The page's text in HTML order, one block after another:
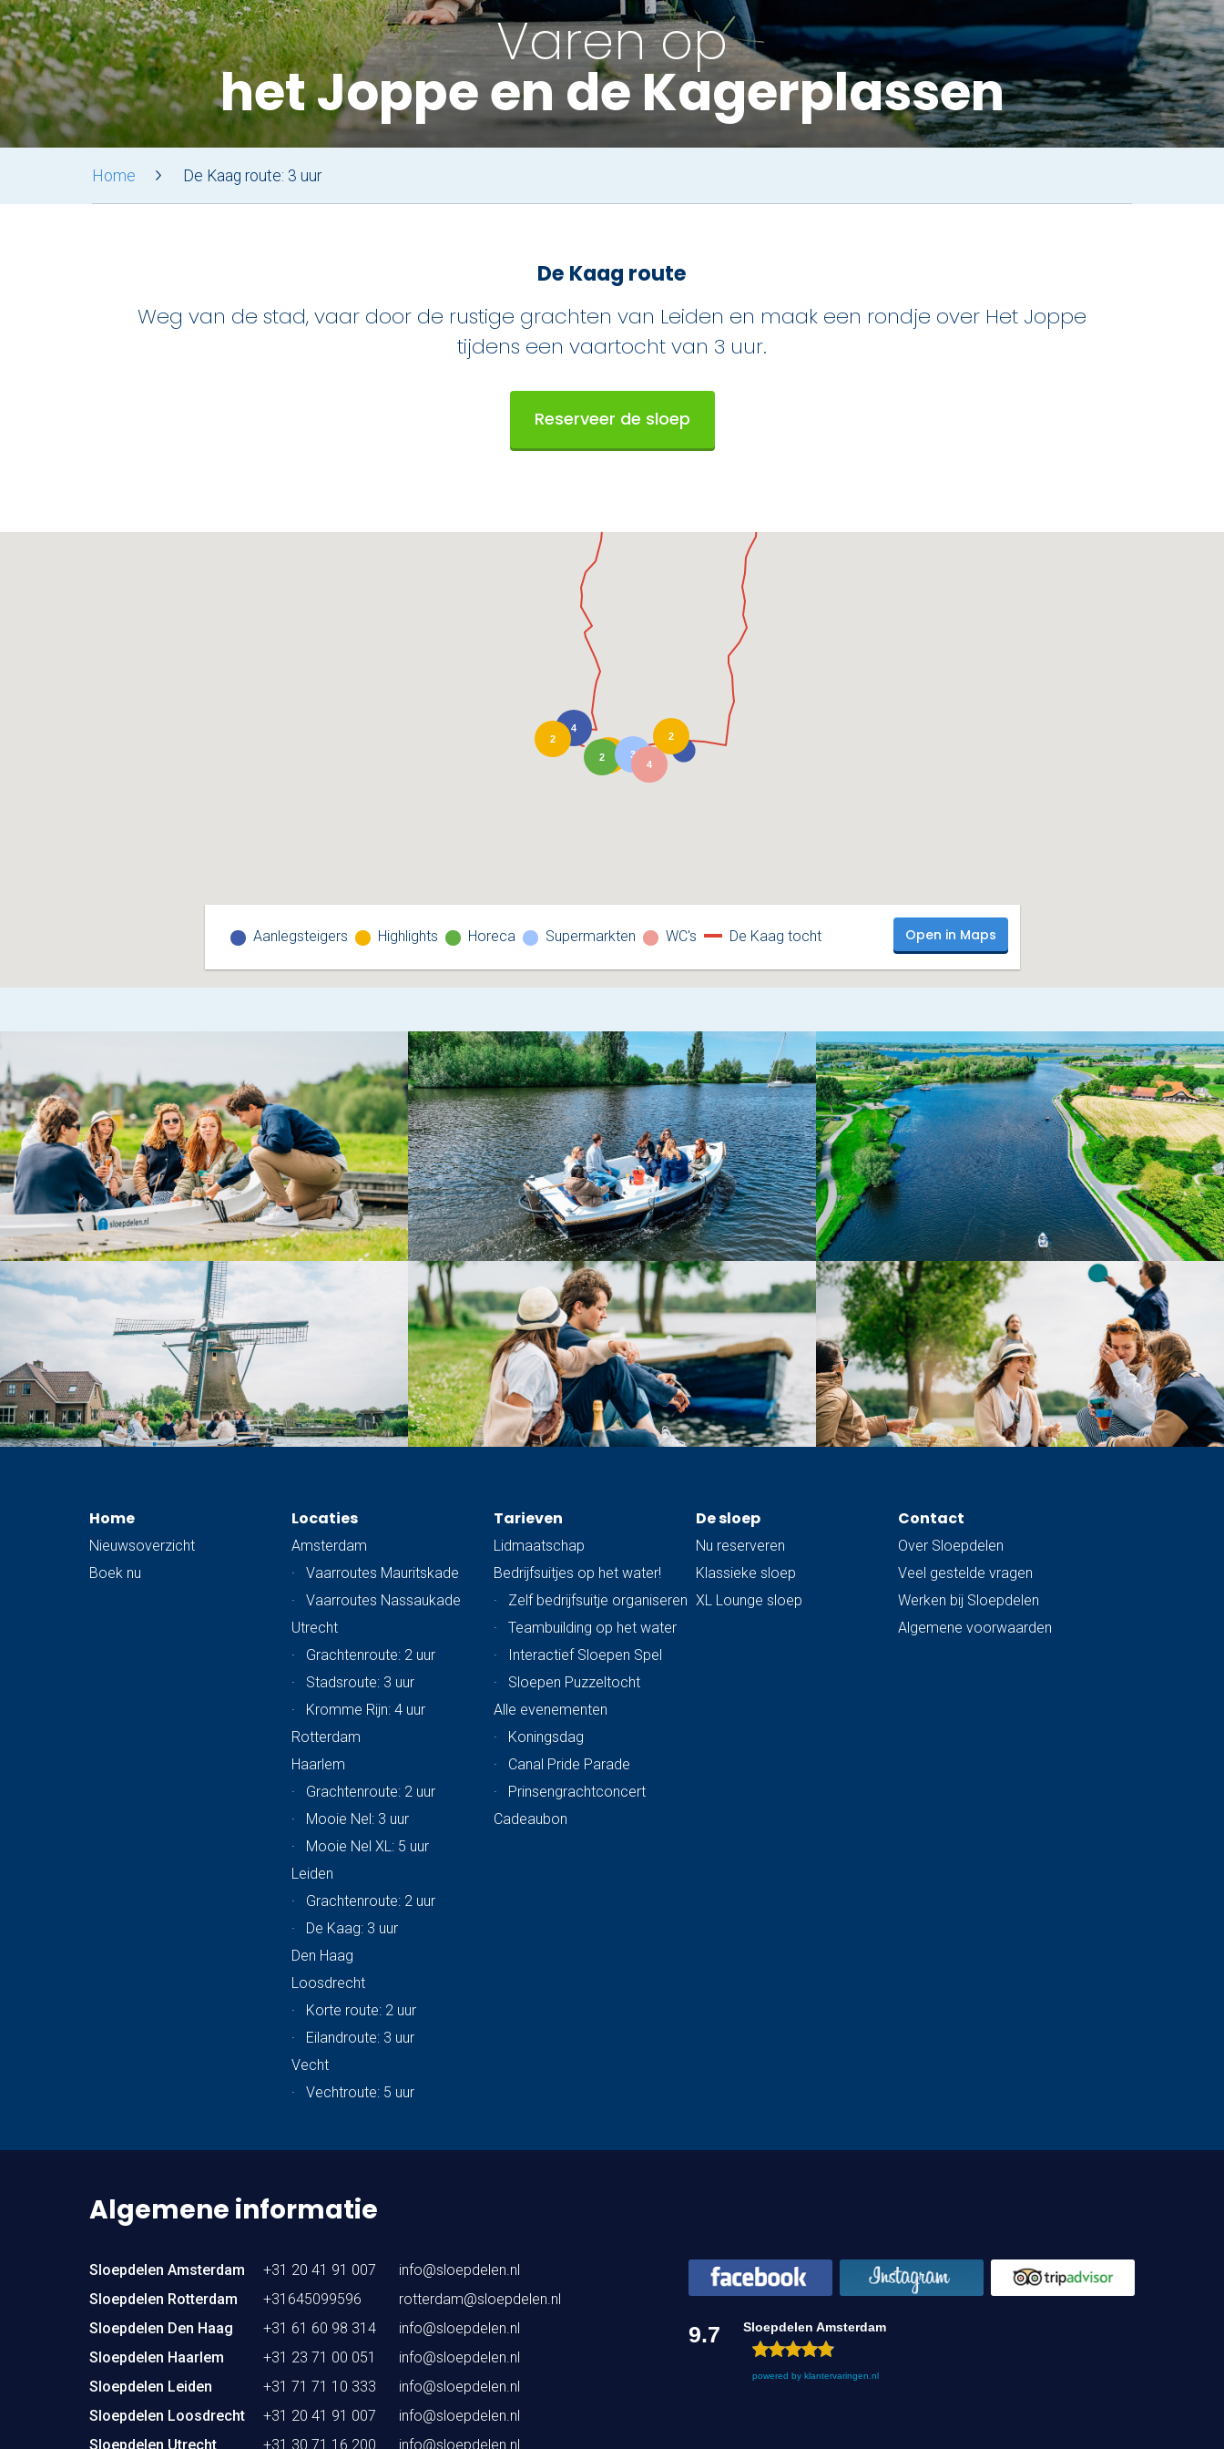
Varen op
het Joppe en de Kagerplassen
Home De Kaag route: 3 uur
De Kaag route
Weg van de stad, vaar door de rustige grachten van Leiden en maak een rondje over Het Joppe
tijdens een vaartocht van 3 uur.
Reserveer de sloep
4
2
2
2
3
4
Open in Maps
Aanlegsteigers Highlights Horeca Supermarkten WC's De Kaag tocht
Home
Nieuwsoverzicht
Boek nu
Locaties
Amsterdam
·
Vaarroutes Mauritskade
·
Vaarroutes Nassaukade
Utrecht
·
Grachtenroute: 2 uur
·
Stadsroute: 3 uur
·
Kromme Rijn: 4 uur
Rotterdam
Haarlem
·
Grachtenroute: 2 uur
·
Mooie Nel: 3 uur
·
Mooie Nel XL: 5 uur
Leiden
·
Grachtenroute: 2 uur
·
De Kaag: 3 uur
Den Haag
Loosdrecht
·
Korte route: 2 uur
·
Eilandroute: 3 uur
Vecht
·
Vechtroute: 5 uur
Tarieven
Lidmaatschap
Bedrijfsuitjes op het water!
·
Zelf bedrijfsuitje organiseren
·
Teambuilding op het water
·
Interactief Sloepen Spel
·
Sloepen Puzzeltocht
Alle evenementen
·
Koningsdag
·
Canal Pride Parade
·
Prinsengrachtconcert
Cadeaubon
De sloep
Nu reserveren
Klassieke sloep
XL Lounge sloep
Contact
Over Sloepdelen
Veel gestelde vragen
Werken bij Sloepdelen
Algemene voorwaarden
Algemene informatie
Sloepdelen Amsterdam +31 20 41 91 007
info@sloepdelen.nl
Sloepdelen Rotterdam
+31645099596
rotterdam@sloepdelen.nl
Sloepdelen Den Haag
+31 61 60 98 314
info@sloepdelen.nl
Sloepdelen Haarlem
+31 23 71 00 051
info@sloepdelen.nl
Sloepdelen Leiden
+31 71 71 10 333
info@sloepdelen.nl
Sloepdelen Loosdrecht
+31 20 41 91 007
info@sloepdelen.nl
Sloepdelen Utrecht
+31 30 71 16 200 info@sloepdelen.nl
9.7 Sloepdelen Amsterdam
powered by klantervaringen.nl